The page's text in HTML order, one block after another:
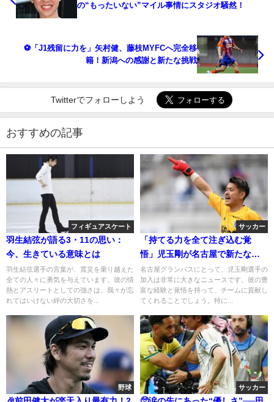
の“もったいない”マイル事情にスタジオ騒然！
⚽「J1残留に力を」矢村健、藤枝MYFCへ完全移
籍！新潟への感謝と新たな挑戦
Twitterでフォローしよう
おすすめの記事
フィギュアスケート
羽生結弦が語る3・11の思い：
今、生きている意味とは
羽生結弦選手の言葉が、震災を乗り越えた
全ての人々に勇気を与えています。彼の情
熱とアスリートとしての強さは、我々が忘
れてはいけない絆の大切さを...
サッカー
「持てる力を全て注ぎ込む覚
悟」児玉剛が名古屋で新たな挑
戦！
名古屋グランパスにとって、児玉剛選手の
加入は非常に大きなニュースです。彼の豊
富な経験と覚悟を持って、チームに貢献し
てくれることでしょう。特に...
野球 サッカー